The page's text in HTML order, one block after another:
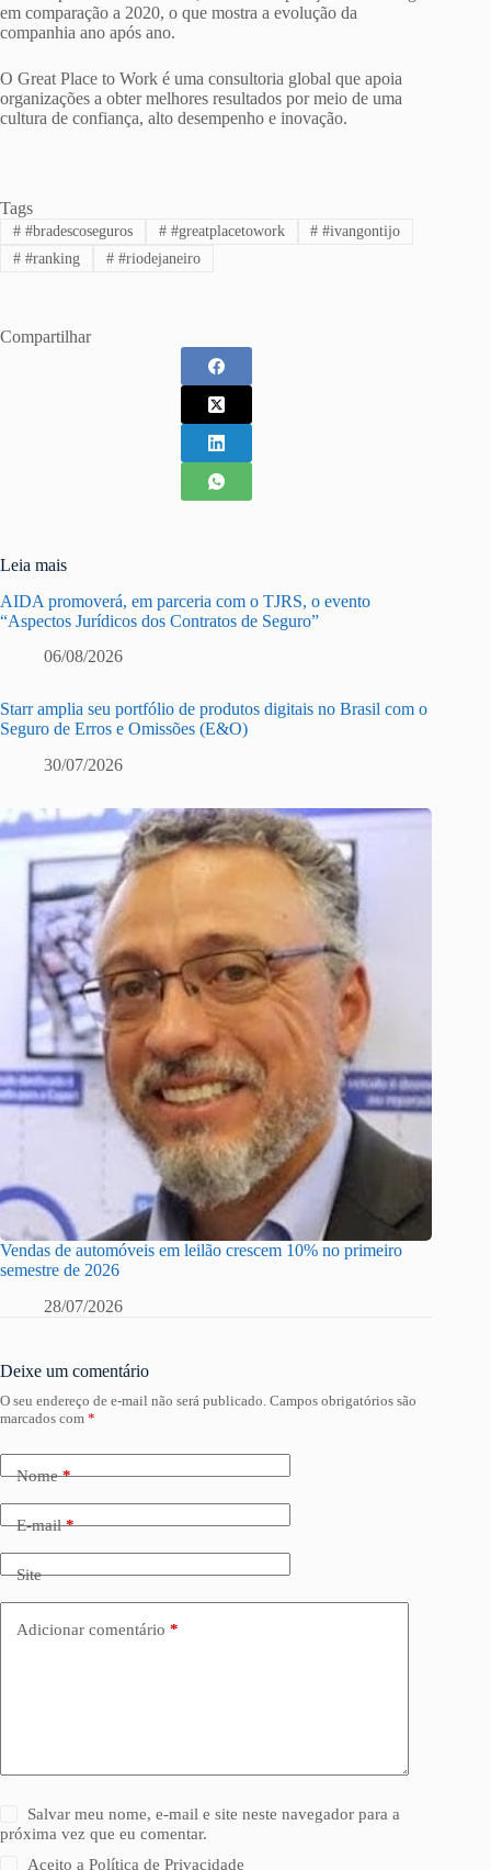
em comparação a 2020, o que mostra a evolução da
companhia ano após ano.
O Great Place to Work é uma consultoria global que apoia
organizações a obter melhores resultados por meio de uma
cultura de confiança, alto desempenho e inovação.
Tags
##bradescoseguros ##greatplacetowork # #ivangontijo
##ranking ##riodejaneiro
Compartilhar
Leia mais
AIDA promoverá, em parceria com o TJRS, o evento
“Aspectos Jurídicos dos Contratos de Seguro”
06/08/2026
Starr amplia seu portfólio de produtos digitais no Brasil com o
Seguro de Erros e Omissões (E&O)
30/07/2026
Vendas de automóveis em leilão crescem 10% no primeiro
semestre de 2026
28/07/2026
Deixe um comentário
O seu endereço de e-mail não será publicado. Campos obrigatórios são
marcados com *
Nome*
E-mail*
Site
Adicionar comentário *
Salvar meu nome, e-mail e site neste navegador para a
próxima vez que eu comentar.
Aceito aPolítica de Privacidade